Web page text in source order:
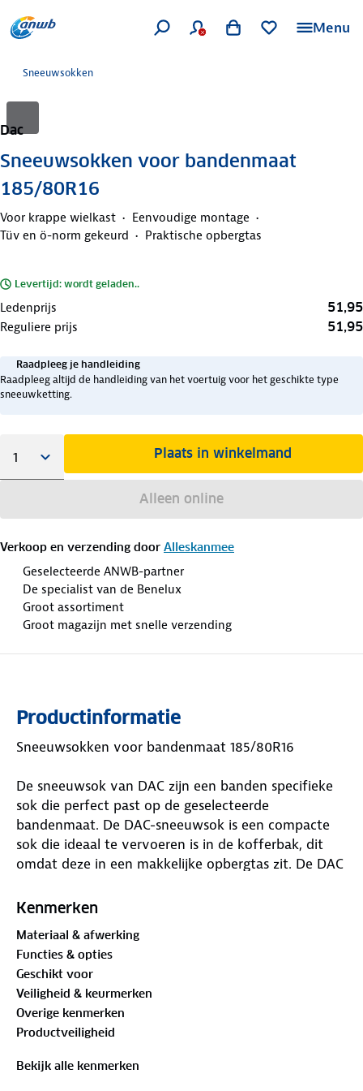
Menu
Sneeuwsokken
Dac
Sneeuwsokken voor bandenmaat
185/80R16
Voor krappe wielkast
Eenvoudige montage
Tüv en ö-norm gekeurd
Praktische opbergtas
Levertijd: wordt geladen..
Ledenprijs 51,95
Reguliere prijs 51,95
Raadpleeg je handleiding
Raadpleeg altijd de handleiding van het voertuig voor het geschikte type
sneeuwketting.
Plaats in winkelmand
Alleen online
Verkoop en verzending door Alleskanmee
Geselecteerde ANWB-partner
De specialist van de Benelux
Groot assortiment
Groot magazijn met snelle verzending
Productinformatie
Sneeuwsokken voor bandenmaat 185/80R16
De sneeuwsok van DAC zijn een banden specifieke
sok die perfect past op de geselecteerde
bandenmaat. De DAC-sneeuwsok is een compacte
sok die ideaal te vervoeren is in de kofferbak, dit
omdat deze in een makkelijke opbergtas zit. De DAC
voldoen aan alle certificering binnen Europa, dat
ten opzichte van de sneeuwketting.
Waar is deze Sneeuwsokken voor bandenmaat
185/80R16 geschikt voor
De DAC-sneeuwsokken zijn het ideale hulpmiddel als
je onderweg in winterse omstandigheden terecht
komt. De sneeuwsok is zeer geschikt voor de
Kenmerken
Materiaal & afwerking
Functies & opties
Geschikt voor
Veiligheid & keurmerken
Overige kenmerken
Productveiligheid
Bekijk alle kenmerken